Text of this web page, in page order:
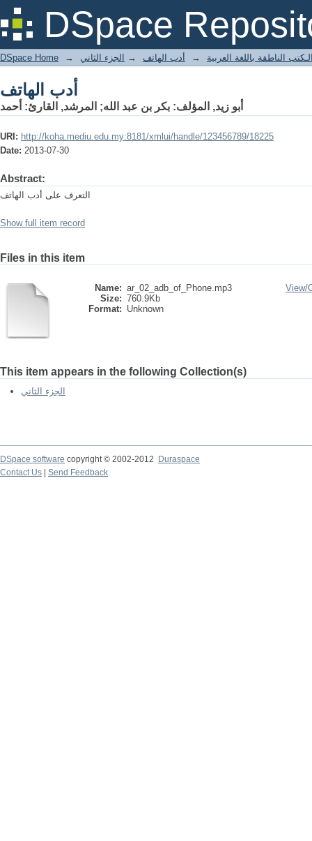
DSpaceأدب الهاتف
DSpace Home → الناطقة باللغة العربية → أدب الهاتف → الجزء الثاني
أدب الهاتف
أبو زيد, المؤلف: بكر بن عبد الله; المرشد, القارئ: أحمد
URI: http://koha.mediu.edu.my:8181/xmlui/handle/123456789/18225
Date: 2013-07-30
Abstract:
التعرف على أدب الهاتف
Show full item record
Files in this item
Name: ar_02_adb_of_Phone.mp3
Size: 760.9Kb
Format: Unknown
View/
This item appears in the following Collection(s)
الجزء الثاني
DSpace software copyright © 2002-2012
Duraspace
Contact Us
Send Feedback